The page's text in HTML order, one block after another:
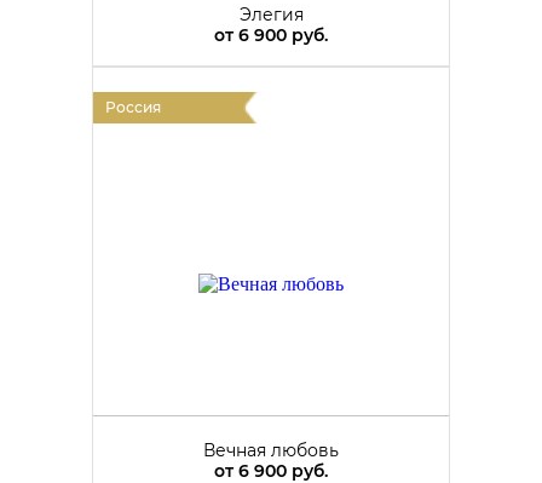
Элегия
от6 900 руб.
Россия
Вечная любовь
от6 900 руб.